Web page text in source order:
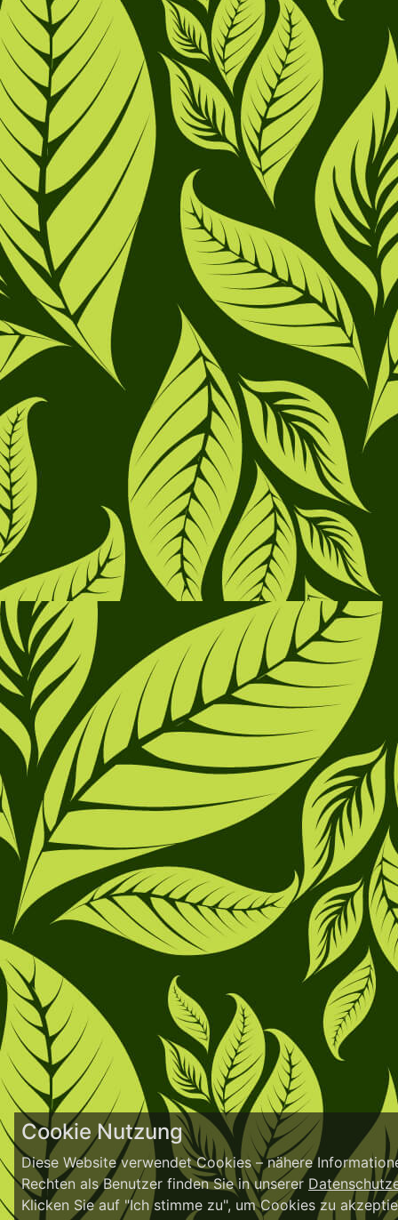
Cookie Nutzung
Diese Website verwendet Cookies – nähere
Rechten als Benutzer finden Sie in unserer
Klicken Sie auf "Ich stimme zu", um Cookies zu